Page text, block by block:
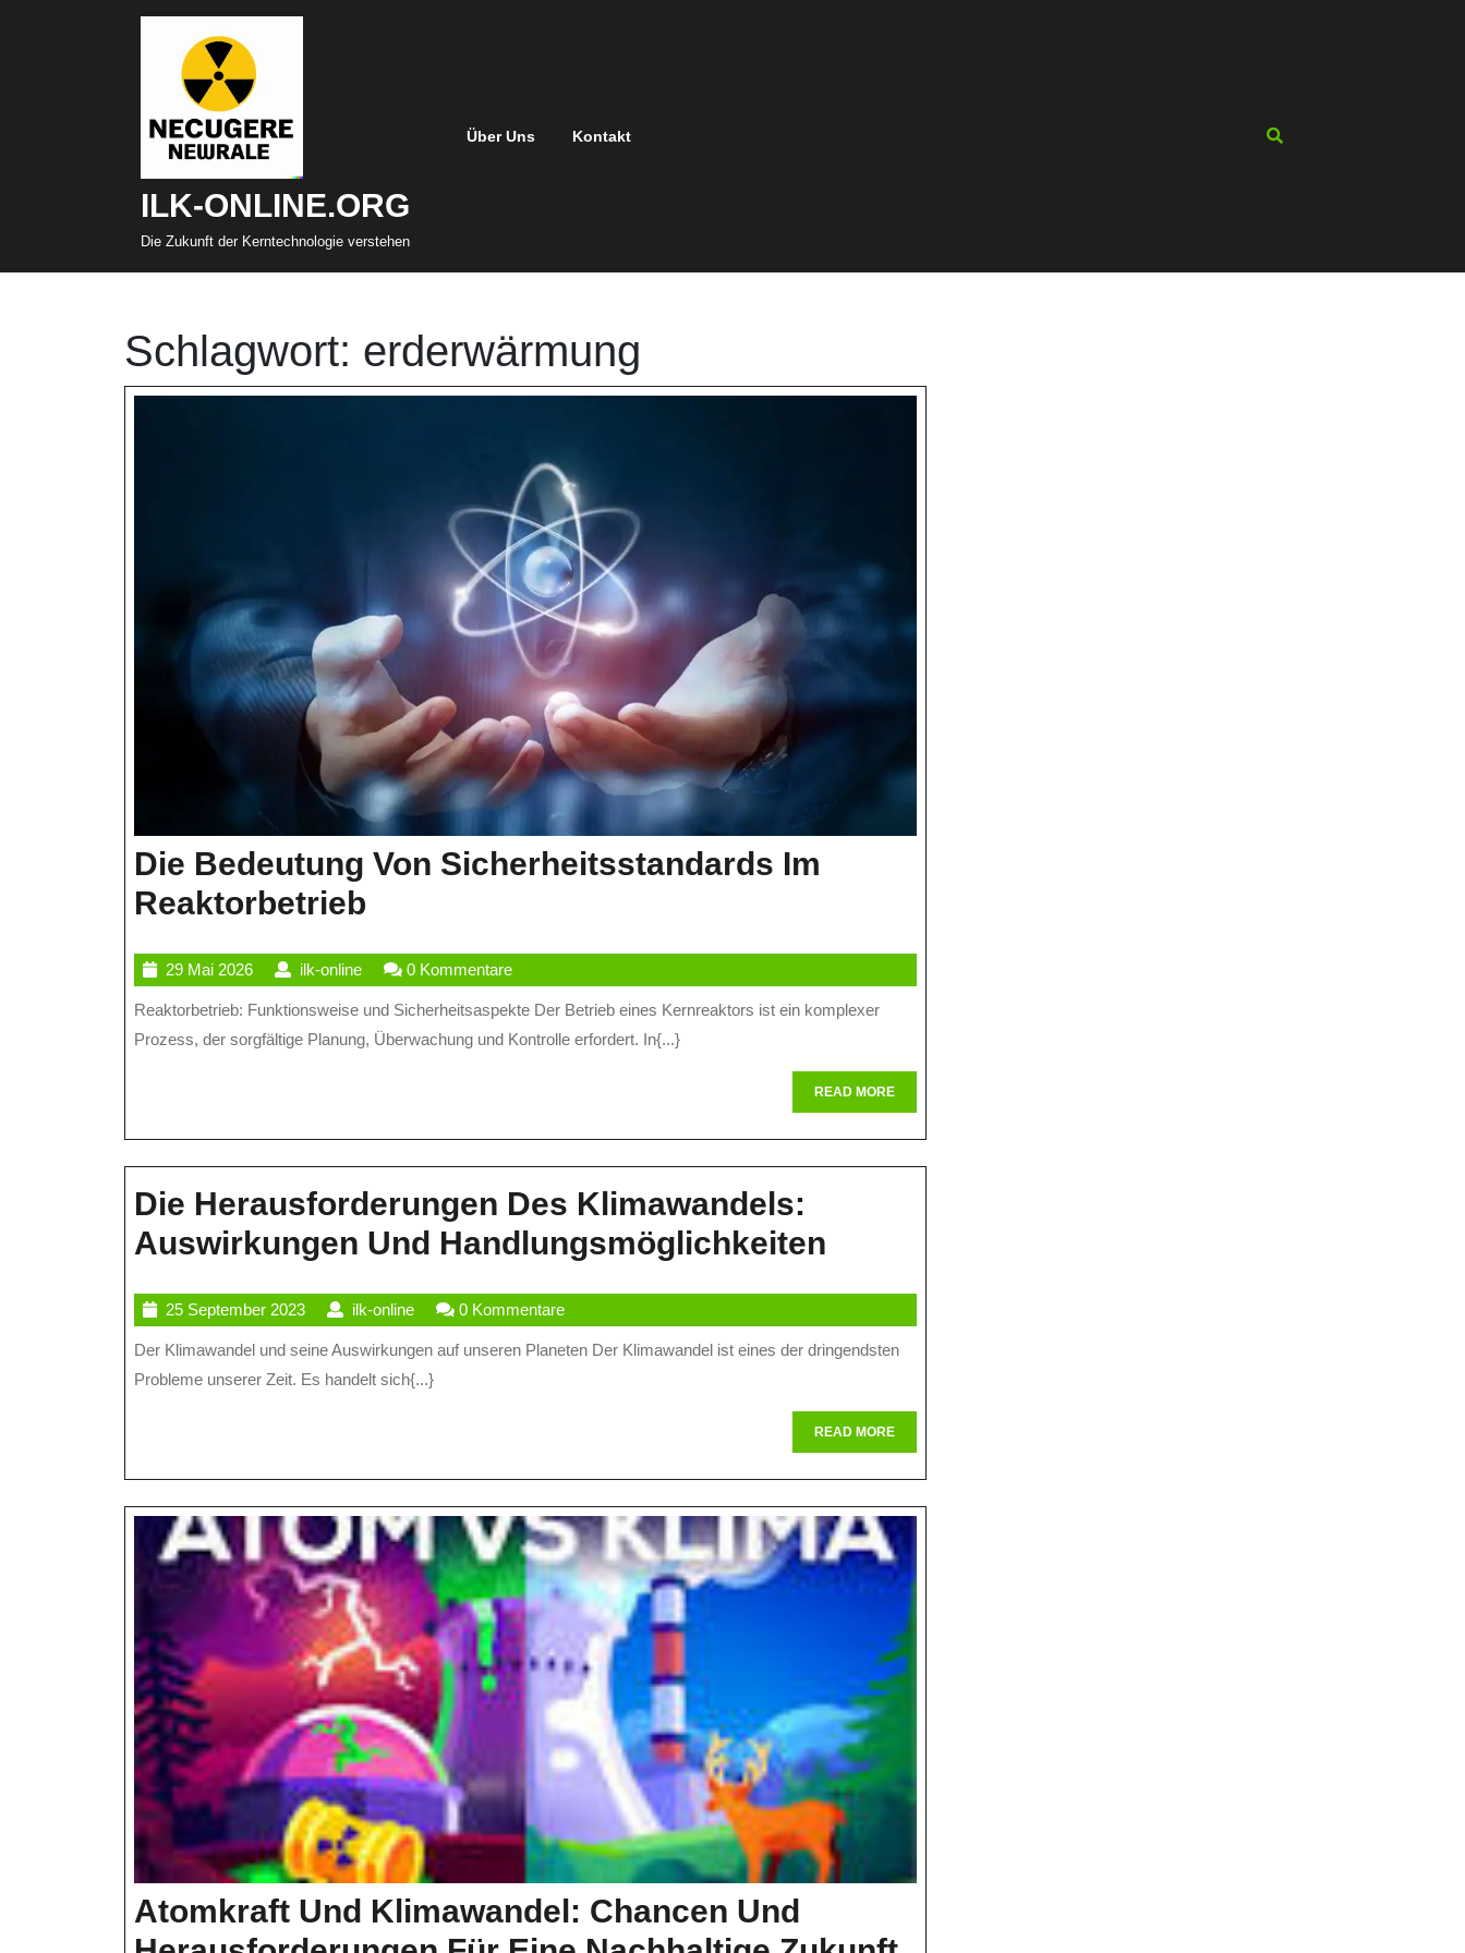
ILK-ONLINE.ORG
Die Zukunft der Kerntechnologie verstehen
Über Uns Kontakt
Schlagwort: erderwärmung
Die Bedeutung Von Sicherheitsstandards Im
Reaktorbetrieb
Von
Sicherheitsstandards
Im
29 Mai 202629
Mai
2026
ilk-onlineilk-
online
0 Kommentare
Reaktorbetrieb: Funktionsweise und Sicherheitsaspekte Der Betrieb eines Kernreaktors ist ein komplexer
Prozess, der sorgfältige Planung, Überwachung und Kontrolle erfordert. In{...}
READ MOREREAD
MORE
Die Herausforderungen Des Klimawandels:
Auswirkungen Und Handlungsmöglichkeiten
Des
Klimawandels:
Und
Handlungsmöglichkeiten
25 September 202325
September
2023
ilk-onlineilk-
online
0 Kommentare
Der Klimawandel und seine Auswirkungen auf unseren Planeten Der Klimawandel ist eines der dringendsten
Probleme unserer Zeit. Es handelt sich{...}
READ MOREREAD
MORE
Atomkraft Und Klimawandel: Chancen Und